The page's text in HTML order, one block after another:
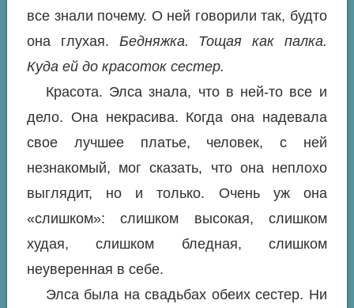
все знали почему. О ней говорили так, будто
она глухая. Бедняжка. Тощая как палка.
Куда ей до красоток сестер.
Красота. Элса знала, что в ней-то все и
дело. Она некрасива. Когда она надевала
свое лучшее платье, человек, с ней
незнакомый, мог сказать, что она неплохо
выглядит, но и только. Очень уж она
«слишком»: слишком высокая, слишком
худая, слишком бледная, слишком
неуверенная в себе.
Элса была на свадьбах обеих сестер. Ни